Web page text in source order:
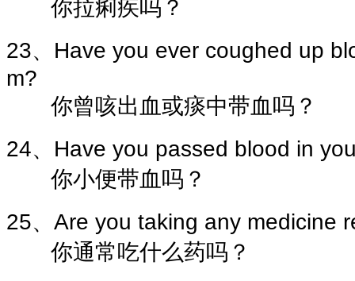
你拉痢疾吗？
23、Have you ever coughed up
m?
你曾咳出血或痰中带血吗？
24、Have you passed blood in
你小便带血吗？
25、Are you taking any medicine
你通常吃什么药吗？